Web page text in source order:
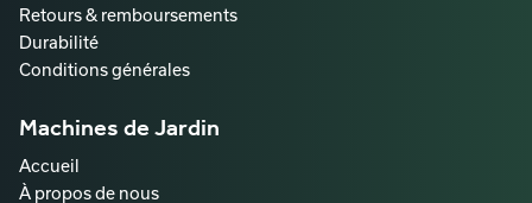
Retours & remboursements
Durabilité
Conditions générales
Machines de Jardin
Accueil
À propos de nous